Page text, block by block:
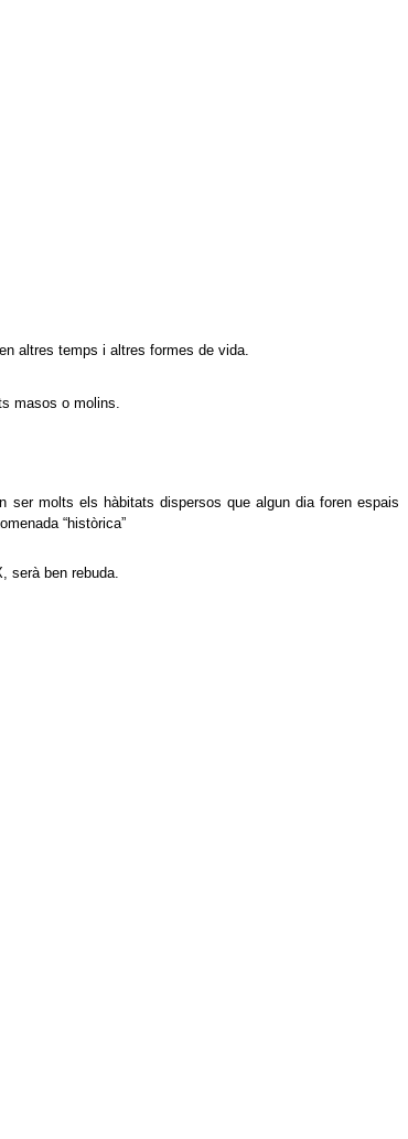
altres temps i altres formes de vida.
masos o molins.
molts els hàbitats dispersos que algun dia foren espais
“històrica”
serà ben rebuda.